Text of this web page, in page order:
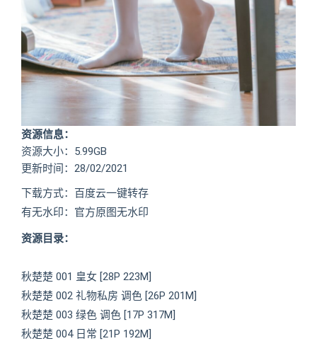
资源信息：
资源大小：5.99GB
更新时间：28/02/2021
下载方式：百度云一键转存
有无水印：官方原图无水印
资源目录：
秋楚楚 001 皇女 [28P 223M]
秋楚楚 002 礼物私房 调色 [26P 201M]
秋楚楚 003 绿色 调色 [17P 317M]
秋楚楚 004 日常 [21P 192M]